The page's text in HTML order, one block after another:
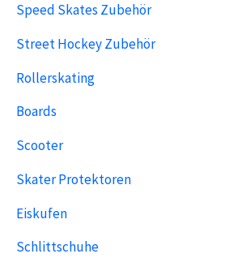
Speed Skates Zubehör
Street Hockey Zubehör
Rollerskating
Boards
Scooter
Skater Protektoren
Eiskufen
Schlittschuhe